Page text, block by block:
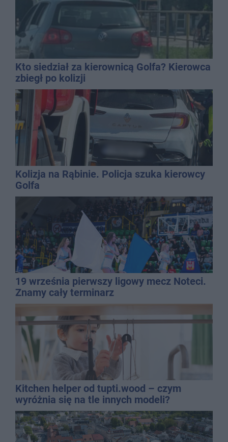
Kto siedział za kierownicą Golfa? Kierowca
zbiegł po kolizji
Kolizja na Rąbinie. Policja szuka kierowcy
Golfa
19 września pierwszy ligowy mecz Noteci.
Znamy cały terminarz
Kitchen helper od tupti.wood – czym
wyróżnia się na tle innych modeli?